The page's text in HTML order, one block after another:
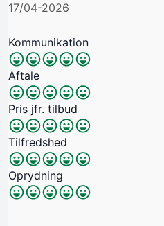
17/04-2026
Kommunikation
Aftale
Pris jfr. tilbud
Tilfredshed
Oprydning